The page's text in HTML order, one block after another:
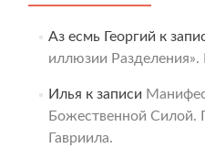
Аз есмь Георгий к
иллюзии
Илья к записи
Божественной Силой.
Гавриила.